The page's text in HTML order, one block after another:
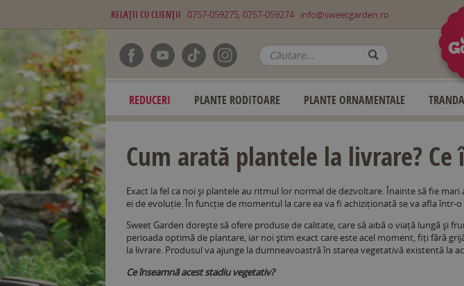
RELAŢII CU CLIENŢII 0757-059275, 0757-059274 info@sweetgarden.ro
REDUCERI PLANTE RODITOARE PLANTE ORNAMENTALE
Cum arată plantele la livrare?
Exact la fel ca noi și plantele au ritmul lor normal de dezvoltare. Înainte să fie
ei de evoluție. În funcție de momentul la care ea va fi achiziționată se va afla într-
Sweet Garden dorește să ofere produse de calitate, care să aibă o viață lungă și
perioada optimă de plantare, iar noi știm exact care este acel moment, fiți fără
la livrare. Produsul va ajunge la dumneavoastră în starea vegetativă existentă la
Ce înseamnă acest stadiu vegetativ?